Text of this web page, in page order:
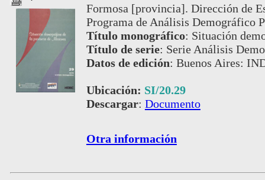
Formosa [provincia]. Dirección de
Programa de Análisis Demográfico
Título monográfico: Situación
Título de serie: Serie Análisis
Datos de edición: Buenos Aires:
Ubicación: SI/20.29
Descargar: Documento
Otra información